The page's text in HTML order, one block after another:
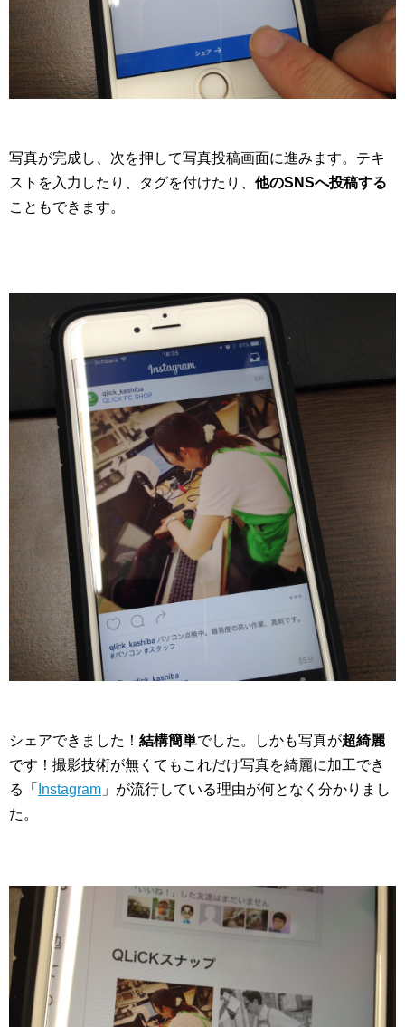
写真が完成し、次を押して写真投稿画面に進みます。テキ
ストを入力したり、タグを付けたり、 他のSNSへ投稿する
こともできます。
シェアできました！ 結構簡単でした。しかも写真が超綺麗
です！撮影技術が無くてもこれだけ写真を綺麗に加工でき
る「
Instagram 」が流行している理由が何となく分かりまし
た。